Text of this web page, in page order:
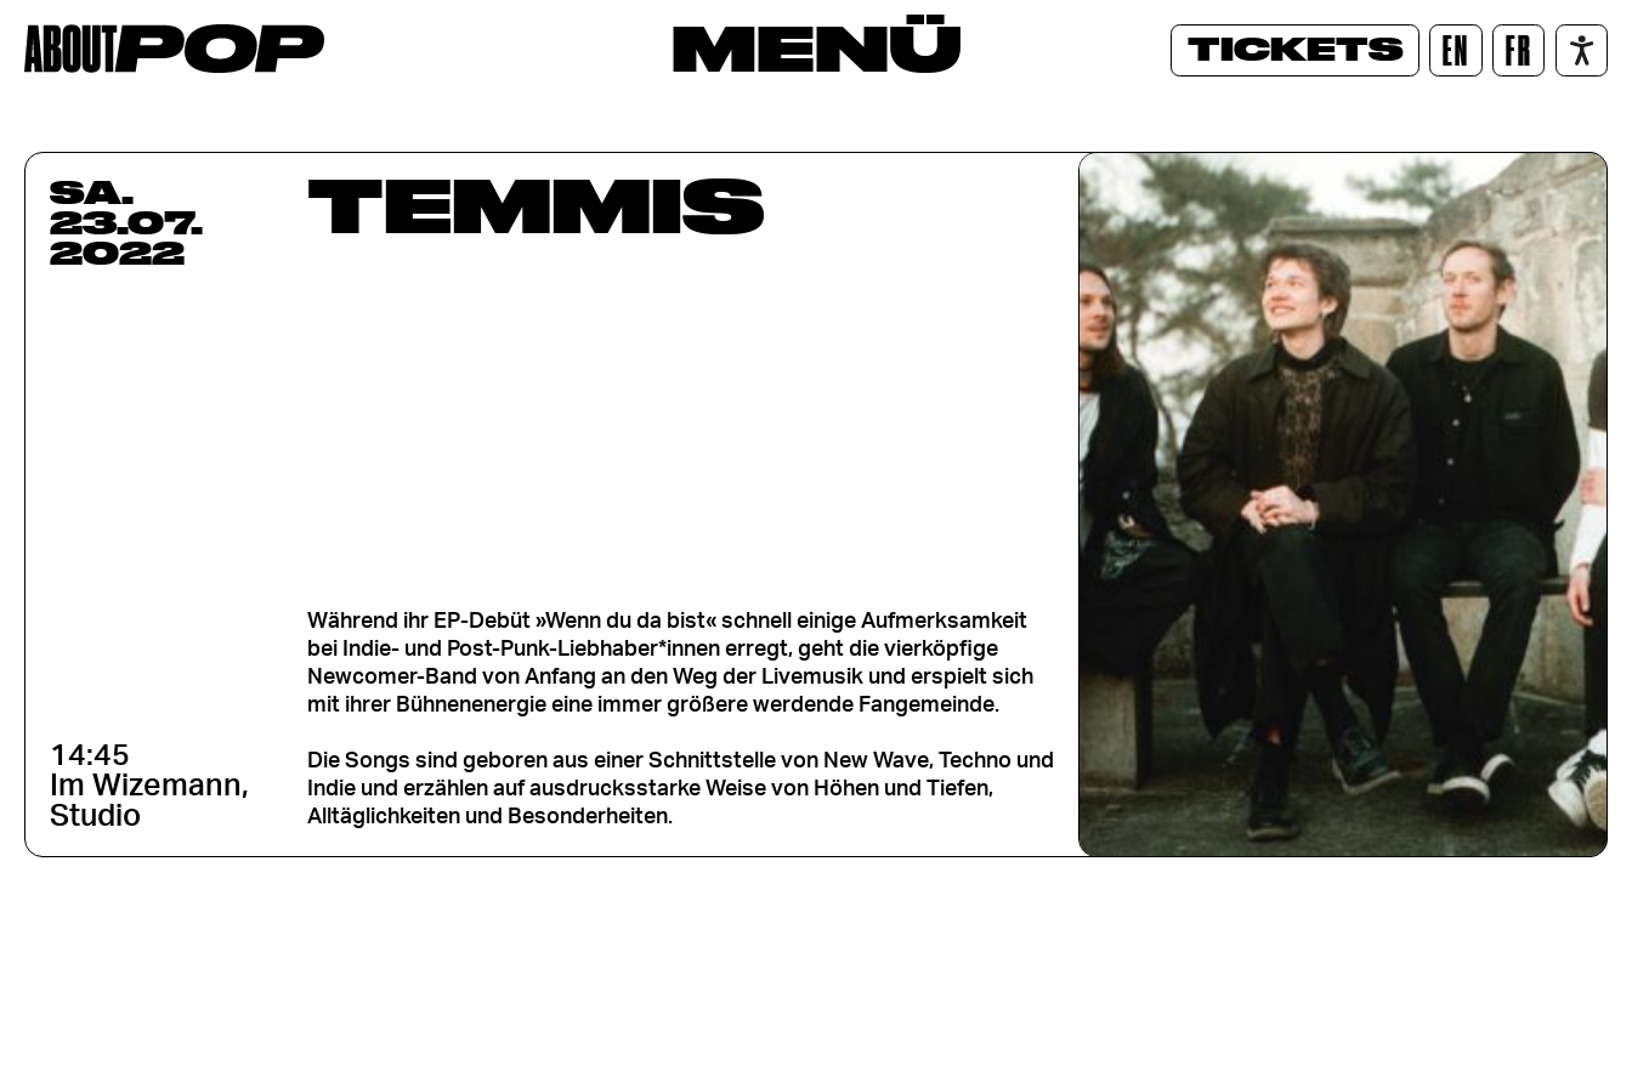
MENÜ TICKETS EN FR
SA.
23.07.
2022
14:45
Im Wizemann,
Studio
TEMMIS
Während ihr EP-Debüt »Wenn du da bist« schnell einige Aufmerksamkeit
bei Indie- und Post-Punk-Liebhaber*innen erregt, geht die vierköpfige
Newcomer-Band von Anfang an den Weg der Livemusik und erspielt sich
mit ihrer Bühnenenergie eine immer größere werdende Fangemeinde.
Die Songs sind geboren aus einer Schnittstelle von New Wave, Techno und
Indie und erzählen auf ausdrucksstarke Weise von Höhen und Tiefen,
Alltäglichkeiten und Besonderheiten.